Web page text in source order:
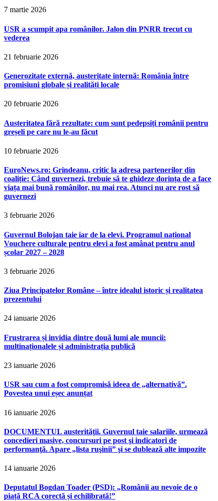
7 martie 2026
USR a scumpit apa românilor. Jalon din PNRR trecut cu
vederea
21 februarie 2026
Generozitate externă, austeritate internă: România între
promisiuni globale și realități locale
20 februarie 2026
Austeritatea fără rezultate: cum sunt pedepsiți românii pentru
greșeli pe care nu le-au făcut
10 februarie 2026
EuroNews.ro: Grindeanu, critic la adresa partenerilor din
coaliție: Când guvernezi, trebuie să te ghideze dorința de a face
viața mai bună românilor, nu mai rea. Atunci nu are rost să
guvernezi
3 februarie 2026
Guvernul Bolojan taie iar de la elevi. Programul național
Vouchere culturale pentru elevi a fost amânat pentru anul
școlar 2027 – 2028
3 februarie 2026
Ziua Principatelor Române – între idealul istoric și realitatea
prezentului
24 ianuarie 2026
Frustrarea și invidia dintre două lumi ale muncii:
multinaționalele și administrația publică
23 ianuarie 2026
USR sau cum a fost compromisă ideea de „alternativă”.
Povestea unui eșec anunțat
16 ianuarie 2026
DOCUMENTUL austerităţii. Guvernul taie salariile, urmează
concedieri masive, concursuri pe post şi indicatori de
performanţă. Apare „lista ruşinii” şi se dublează alte impozite
14 ianuarie 2026
Deputatul Bogdan Toader (PSD): „Românii au nevoie de o
piață RCA corectă și echilibrată!”